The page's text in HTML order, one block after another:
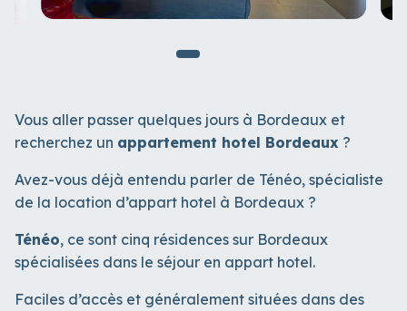
Vous aller passer quelques jours à Bordeaux et
recherchez un appartement hotel Bordeaux ?
Avez-vous déjà entendu parler de Ténéo, spécialiste
de la location d’appart hotel à Bordeaux ?
Ténéo, ce sont cinq résidences sur Bordeaux
spécialisées dans le séjour en appart hotel.
Faciles d’accès et généralement situées dans des